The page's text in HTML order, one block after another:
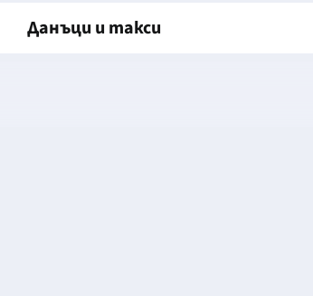
Данъци и такси